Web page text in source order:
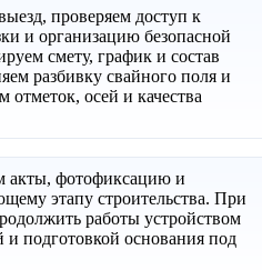
проверяем доступ к
и организацию безопасной
смету, график и состав
разбивку свайного поля и
отметок, осей и качества
акты, фотофиксацию и
этапу строительства. При
работы устройством
и подготовкой основания под